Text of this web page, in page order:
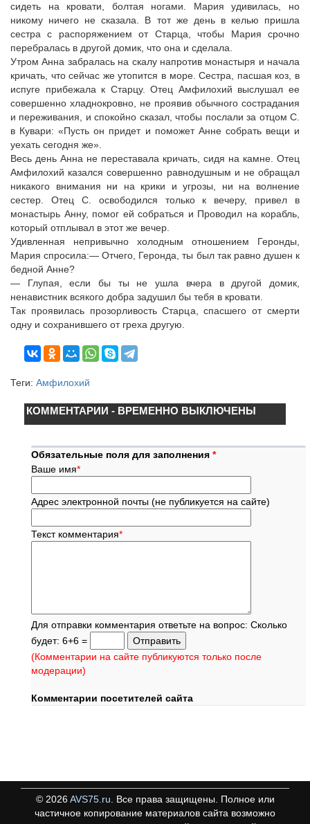
сидеть на кровати, болтая ногами. Мария удивилась, но
никому ничего не сказала. В тот же день в келью пришла
сестра с распоряжением от Старца, чтобы Мария срочно
перебралась в другой домик, что она и сделала.
Утром Анна забралась на скалу напротив монастыря и начала
кричать, что сейчас же утопится в море. Сестра, пасшая коз, в
испуге прибежала к Старцу. Отец Амфилохий выслушал ее
совершенно хладнокровно, не проявив обычного сострадания
и переживания, и спокойно сказал, чтобы послали за отцом С.
в Кувари: «Пусть он придет и поможет Анне собрать вещи и
уехать сегодня же».
Весь день Анна не переставала кричать, сидя на камне. Отец
Амфилохий казался совершенно равнодушным и не обращал
никакого внимания ни на крики и угрозы, ни на волнение
сестер. Отец С. освободился только к вечеру, привел в
монастырь Анну, помог ей собраться и Проводил на корабль,
который отплывал в этот же вечер.
Удивленная непривычно холодным отношением Геронды,
Мария спросила:— Отчего, Геронда, ты был так равно душен к
бедной Анне?
— Глупая, если бы ты не ушла вчера в другой домик,
ненавистник всякого добра задушил бы тебя в кровати.
Так проявилась прозорливость Старца, спасшего от смерти
одну и сохранившего от греха другую.
Теги: Амфилохий
КОММЕНТАРИИ - ВРЕМЕННО ВЫКЛЮЧЕНЫ
Обязательные поля для заполнения *
Ваше имя*
Адрес электронной почты (не публикуется на сайте)
Текст комментария*
Для отправки комментария ответьте на вопрос: Сколько
будет: 6+6 =
(Комментарии на сайте публикуются только после
модерации)
Комментарии посетителей сайта
© 2026 AVS75.ru . Все права защищены. Полное или
частичное копирование материалов сайта возможно